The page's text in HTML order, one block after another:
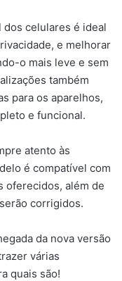
dos celulares é ideal
e melhorar
o mais leve e sem
também
para os aparelhos,
e funcional.
atento às
é compatível com
oferecidos, além de
corrigidos.
da nova versão
várias
quais são!